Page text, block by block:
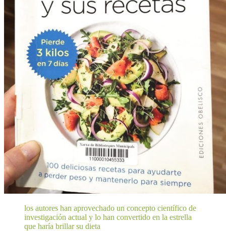
los autores han aprovechado un concepto científico de
investigación actual y lo han convertido en la estrella
que haría brillar su dieta